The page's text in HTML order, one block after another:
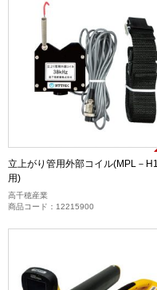
立上がり管用外部コイル(MPL－
用)
高千穂産業
商品コード：12215900